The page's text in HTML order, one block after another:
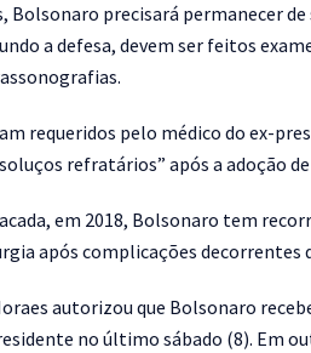
Bolsonaro precisará permanecer
a defesa, devem ser feitos
requeridos pelo médico do ex-
refratários” após a adoção
em 2018, Bolsonaro tem
após complicações decorrentes
autorizou que Bolsonaro
no último sábado (8). Em